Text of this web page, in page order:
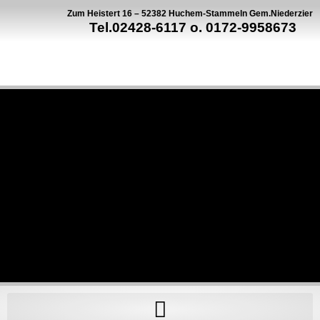
Zum Heistert 16 – 52382 Huchem-Stammeln Gem.Niederzier
Tel.02428-6117 o. 0172-9958673